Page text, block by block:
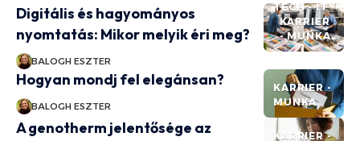
TECH - IT
KARRIER
- MUNKA
Digitális és hagyományos
nyomtatás: Mikor melyik éri meg?
BALOGH ESZTER
KARRIER -
MUNKA
Hogyan mondj fel elegánsan?
BALOGH ESZTER
KARRIER -
A genotherm jelentősége az